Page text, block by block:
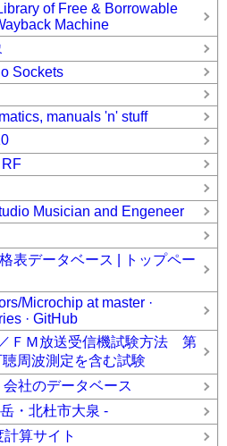
of Free & Borrowable
Machine
Sockets
manuals 'n' stuff
Musician and Engeneer
表データベース | トップペー
Microchip at master ·
· GitHub
ＦＭ放送受信機試験方法 第
周波測定を含む試験
社のデータベース
・北杜市大泉 -
算サイト